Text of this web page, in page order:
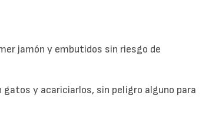
jamón y embutidos sin riesgo de
gatos y acariciarlos, sin peligro alguno para